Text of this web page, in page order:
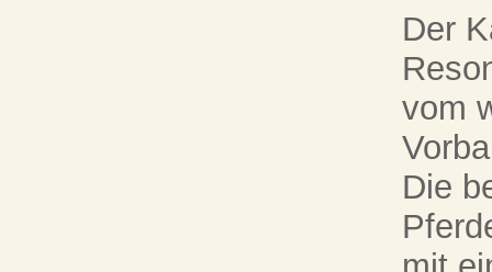
Der
vom
Die